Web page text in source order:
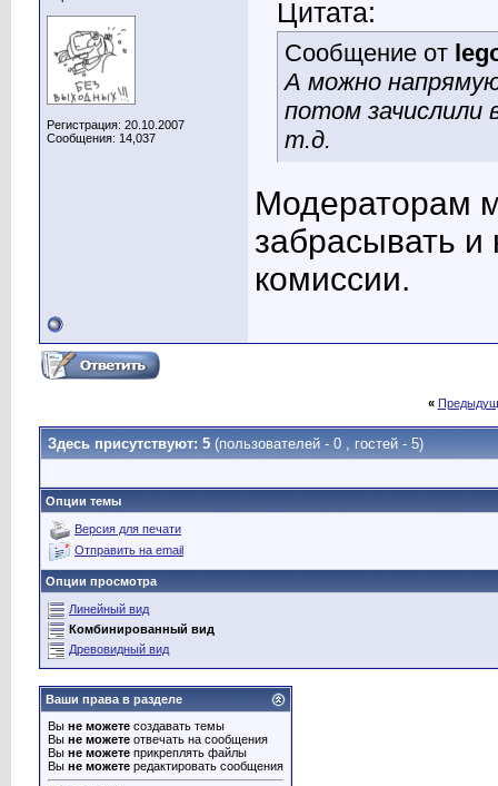
Регистрация: 20.10.2007
Сообщения: 14,037
Цитата:
Сообщение от
А можно
потом зачислили
т.д.
Модераторам
забрасывать и
комиссии.
«
Здесь присутствуют: 5 (пользователей - 0 , гостей - 5)
Опции темы
Версия для печати
Отправить на email
Опции просмотра
Линейный вид
Комбинированный вид
Древовидный вид
Ваши права в разделе
Вы не можете создавать темы
Вы не можете отвечать на сообщения
Вы не можете прикреплять файлы
Вы не можете редактировать сообщения